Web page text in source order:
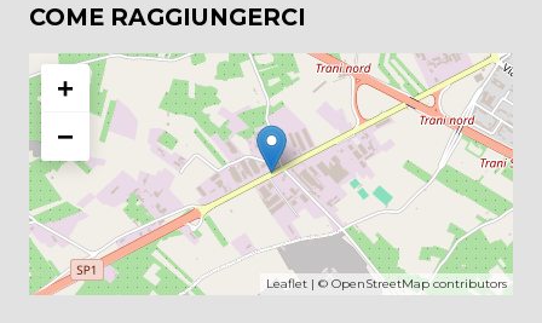
COME RAGGIUNGERCI
+
−
Leaflet | © OpenStreetMapcontributors